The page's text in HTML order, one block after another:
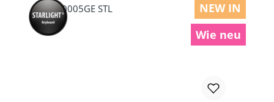
NEW IN
Wie neu